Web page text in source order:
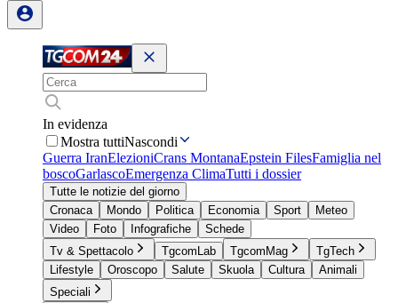
In evidenza
Mostra tuttiNascondi
Guerra IranElezioniCrans MontanaEpstein FilesFamiglia nel
boscoGarlascoEmergenza ClimaTutti i dossier
Tutte le notizie del giorno
Cronaca
Mondo Politica Economia Sport
Meteo
Video
Foto Infografiche
Schede
Tv & Spettacolo
TgcomLab TgcomMag
TgTech
Lifestyle
Oroscopo Salute Skuola Cultura
Animali
Speciali